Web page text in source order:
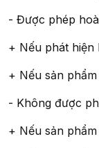
- Được phép
+ Nếu phát hiện
+ Nếu sản
- Không được
+ Nếu sản